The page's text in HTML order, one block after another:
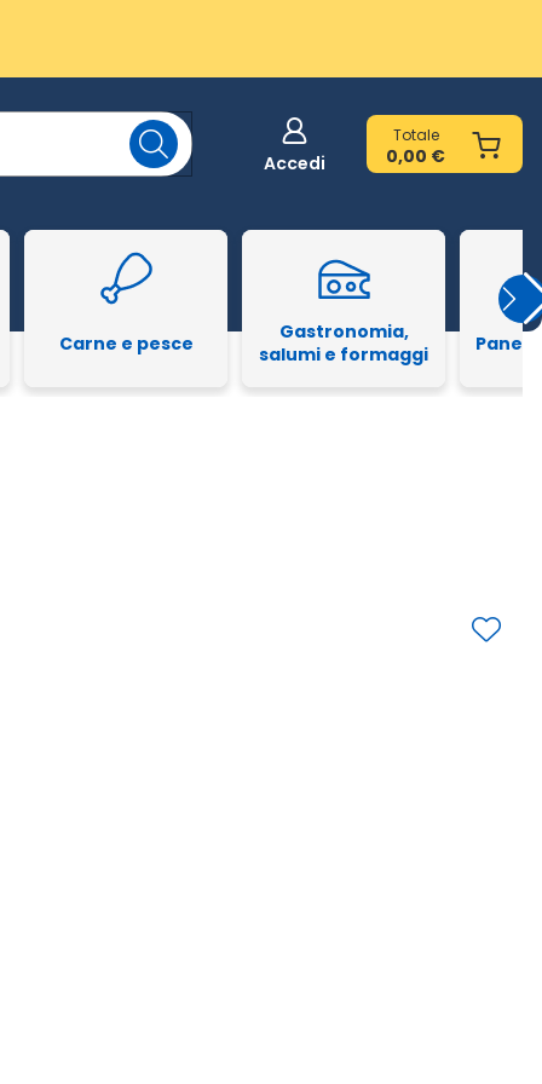
Accedi
Totale
0,00 €
Carne e pesce
Gastronomia,
salumi e formaggi
Pane